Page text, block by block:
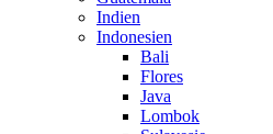
Indien
Indonesien
Bali
Flores
Java
Lombok